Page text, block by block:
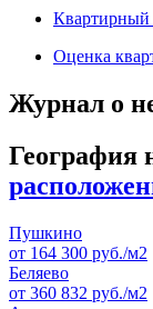
Квартирный
Оценка
Журнал о
География
Пушкино
от 164 300 руб./м2
Беляево
от 360 832 руб./м2